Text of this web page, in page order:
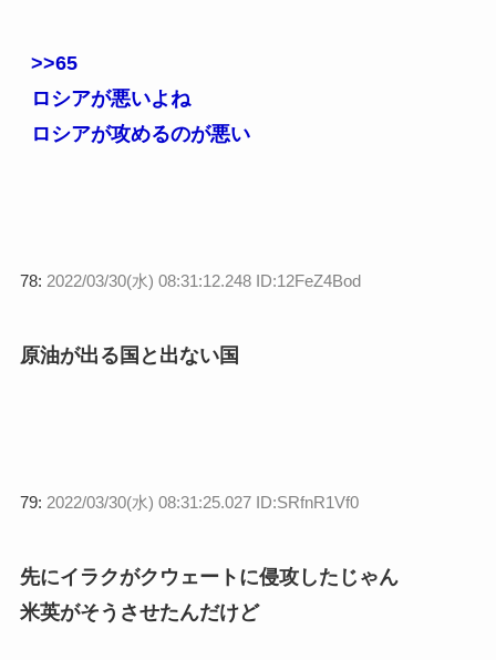
>>65
ロシアが悪いよね
ロシアが攻めるのが悪い
78: 2022/03/30(水) 08:31:12.248 ID:12FeZ4Bod
原油が出る国と出ない国
79: 2022/03/30(水) 08:31:25.027 ID:SRfnR1Vf0
先にイラクがクウェートに侵攻したじゃん
米英がそうさせたんだけど